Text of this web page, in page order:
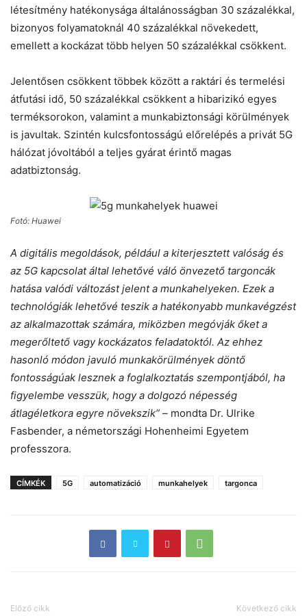
létesítmény hatékonysága általánosságban 30 százalékkal,
bizonyos folyamatoknál 40 százalékkal növekedett,
emellett a kockázat több helyen 50 százalékkal csökkent.
Jelentősen csökkent többek között a raktári és termelési
átfutási idő, 50 százalékkal csökkent a hibarizikó egyes
terméksorokon, valamint a munkabiztonsági körülmények
is javultak. Szintén kulcsfontosságú előrelépés a privát 5G
hálózat jóvoltából a teljes gyárat érintő magas
adatbiztonság.​
Fotó: Huawei
A digitális megoldások, például a kiterjesztett valóság és
az 5G kapcsolat által lehetővé váló önvezető targoncák
hatása valódi változást jelent a munkahelyeken. Ezek a
technológiák lehetővé teszik a hatékonyabb munkavégzést
az alkalmazottak számára, miközben megóvják őket a
megerőltető vagy kockázatos feladatoktól. Az ehhez
hasonló módon javuló munkakörülmények döntő
fontosságúak lesznek a foglalkoztatás szempontjából, ha
figyelembe vesszük, hogy a dolgozó népesség
átlagéletkora egyre növekszik” – mondta Dr. Ulrike
Fasbender, a németországi Hohenheimi Egyetem
professzora.
CÍMKÉK 5G automatizáció munkahelyek targonca
Előző cikk Következő cikk